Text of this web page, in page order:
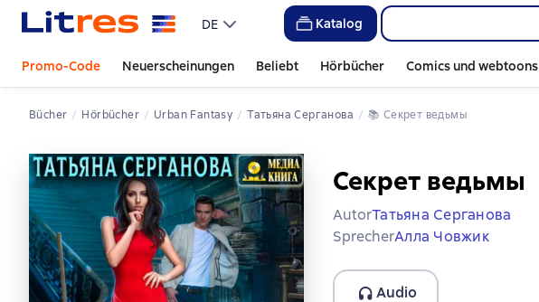
DE Katalog
Promo-Code Neuerscheinungen Beliebt Hörbücher Comics und webtoons
Bücher Hörbücher Urban Fantasy Татьяна Серганова 📚 Секрет ведьмы
Секрет ведьмы
AutorТатьяна Серганова
SprecherАлла Човжик
Audio